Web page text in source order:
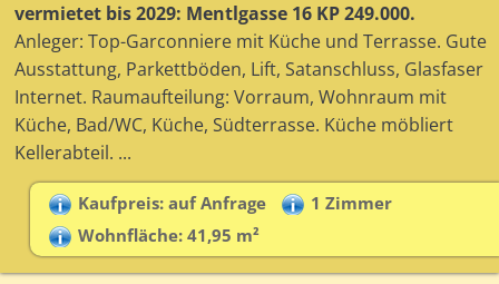
vermietet bis 2029: Mentlgasse 16 KP 249.000.
Anleger: Top-Garconniere mit Küche und Terrasse. Gute
Ausstattung, Parkettböden, Lift, Satanschluss, Glasfaser
Internet. Raumaufteilung: Vorraum, Wohnraum mit
Küche, Bad/WC, Küche, Südterrasse. Küche möbliert
Kellerabteil. ...
Kaufpreis: auf Anfrage
1 Zimmer
Wohnfläche: 41,95 m²